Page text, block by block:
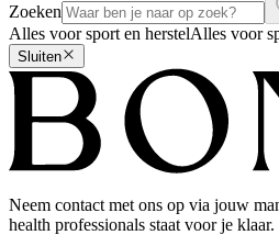
Zoeken
Alles voor sport en herstelAlles voor
Sluiten
Neem contact met ons op via jouw
health professionals staat voor je klaar.